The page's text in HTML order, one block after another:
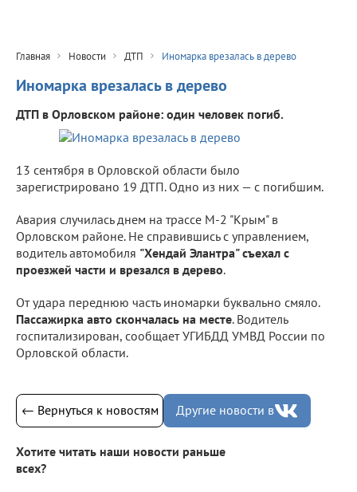
Главная Новости ДТП Иномарка врезалась в дерево
Иномарка врезалась в дерево
ДТП в Орловском районе: один человек погиб.
13 сентября в Орловской области было
зарегистрировано 19 ДТП. Одно из них — с погибшим.
Авария случилась днем на трассе М-2 "Крым" в
Орловском районе. Не справившись с управлением,
водитель автомобиля "Хендай Элантра" съехал с
проезжей части и врезался в дерево.
От удара переднюю часть иномарки буквально смяло.
Пассажирка авто скончалась на месте. Водитель
госпитализирован, сообщает УГИБДД УМВД России по
Орловской области.
← Вернуться к новостям Другие новости в
Хотите читать наши новости раньше
всех?